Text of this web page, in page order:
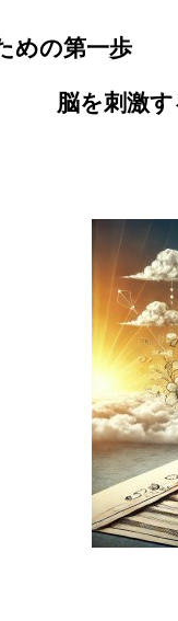
めの第一歩
する手書き